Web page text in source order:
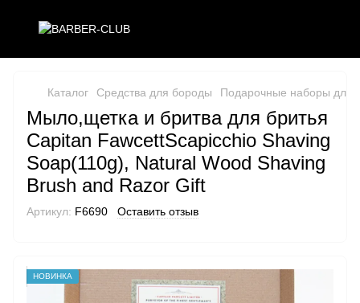
Каталог Средства для бороды Подарочные наборы для
Мыло,щетка и бритва для бритья
Capitan FawcettScapicchio Shaving
Soap(110g), Natural Wood Shaving
Brush and Razor Gift
Артикул: F6690 Оставить отзыв
НОВИНКА